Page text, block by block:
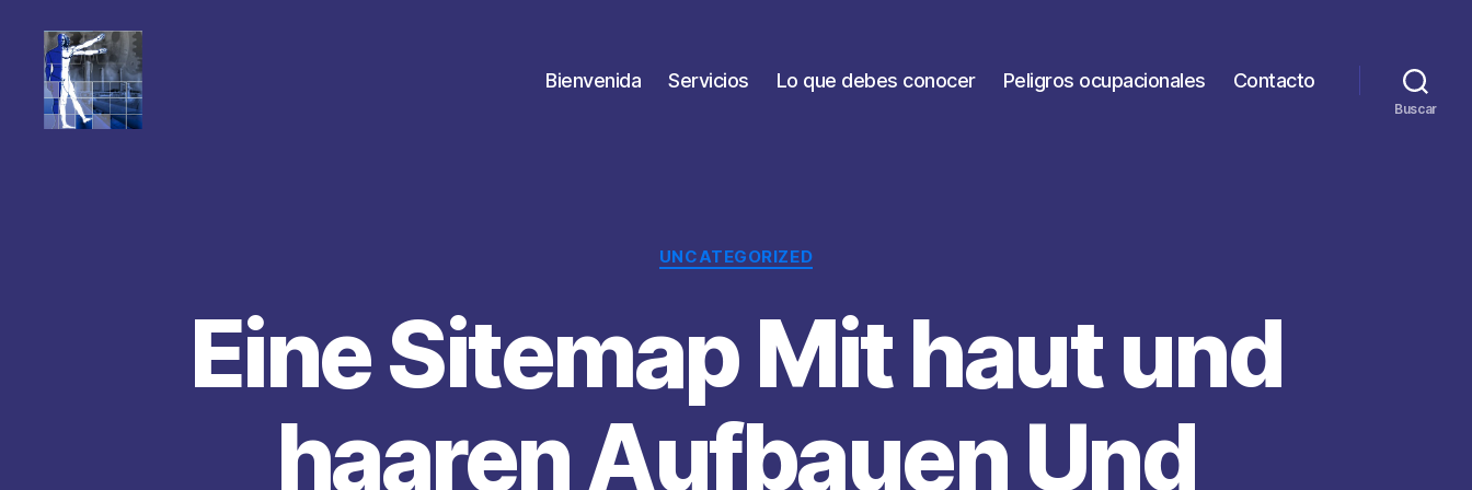
Bienvenida Servicios Lo que debes conocer Peligros ocupacionales Contacto
Buscar
Categorías
UNCATEGORIZED
Eine Sitemap Mit haut und
haaren Aufbauen Und